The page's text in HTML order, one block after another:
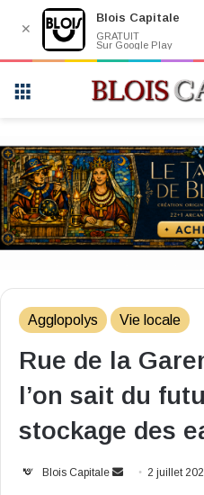
Agglopolys Vie locale
Rue de la
l’on sait du
stockage des
Blois Capitale
Envoyer2 juillet
✕
Blois Capitale
GRATUIT
Sur Google Play